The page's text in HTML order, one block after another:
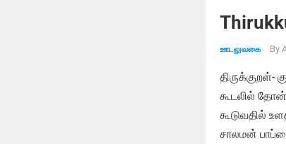
ஊடலுவகை By
கூடலில்
கூடுவதில்
சாலமன்